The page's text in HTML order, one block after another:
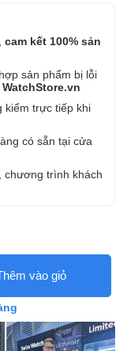
cam kết 100% sản
sản phẩm bị lỗi
WatchStore.vn
kiểm trực tiếp khi
có sẵn tại cửa
, chương trình khách
vào giỏ